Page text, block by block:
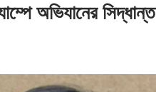
অভিযানের সিদ্ধান্ত